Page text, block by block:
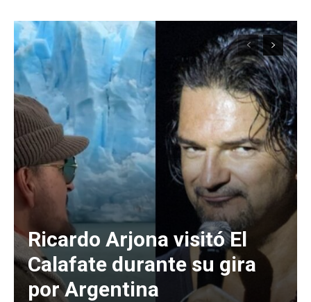
Ricardo Arjona visitó El
Calafate durante su gira
por Argentina